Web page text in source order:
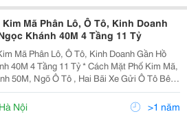
Kim Mã Phân Lô, Ô Tô, Kinh Doanh
Khánh 40M 4 Tầng 11 Tỷ
Mã Phân Lô, Ô Tô, Kinh Doanh Gần Hồ
40M 4 Tầng 11 Tỷ * Cách Mặt Phố Kim Mã,
50M, Ngõ Ô Tô , Hai Bãi Xe Gửi Ô Tô Bên
* Ngõ 575 Là Ngõ To Đẹp Nhất Phố Kim Mã,
Sinh Cực Đỉnh, Hiếm Nhà Bán. * Bao...
Hà Nội >1 năm